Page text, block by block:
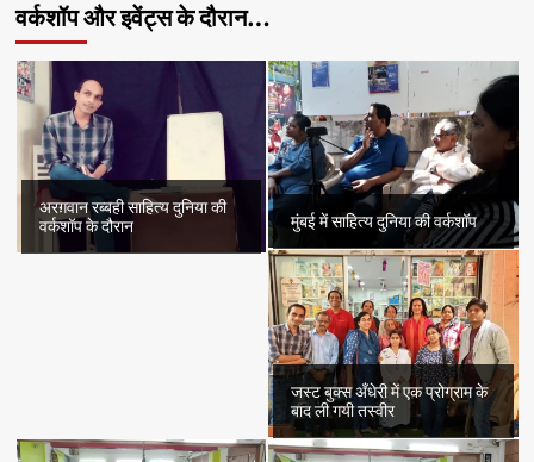
वर्कशॉप और इवेंट्स के दौरान…
अरग़वान रब्बही साहित्य दुनिया की
वर्कशॉप के दौरान
मुंबई में साहित्य दुनिया की वर्कशॉप
जस्ट बुक्स अँधेरी में एक प्रोग्राम के
बाद ली गयी तस्वीर